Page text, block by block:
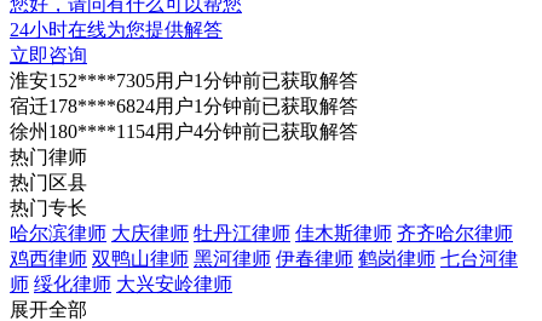
24小时在线为您提供解答
立即咨询
淮安152****7305用户1分钟前已获取解答
宿迁178****6824用户1分钟前已获取解答
徐州180****1154用户4分钟前已获取解答
热门律师
热门区县
热门专长
哈尔滨律师 大庆律师 牡丹江律师 佳木斯律师 齐齐哈尔律师
鸡西律师 双鸭山律师 黑河律师 伊春律师 鹤岗律师 七台河律
师 绥化律师 大兴安岭律师
展开全部